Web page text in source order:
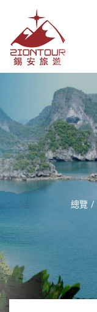
越
安
國
際
旅
行
社
南
接
-
總覽